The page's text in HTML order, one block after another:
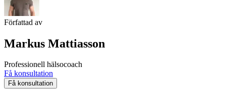
Författad av
Markus Mattiasson
Professionell hälsocoach
Få konsultation
Få konsultation